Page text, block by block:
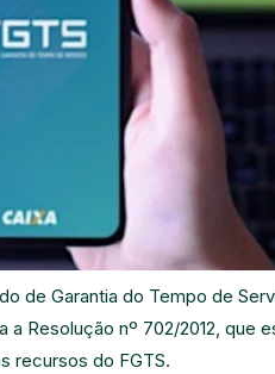
de Garantia do Tempo de
a Resolução nº 702/2012, que
recursos do FGTS.